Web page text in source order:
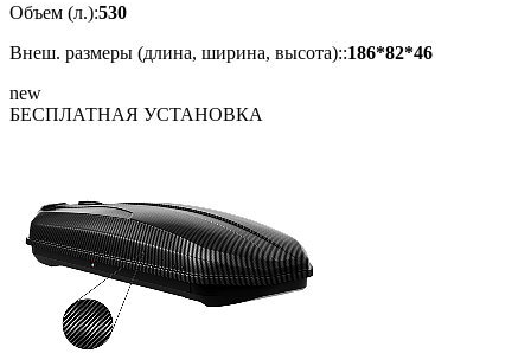
Объем (л.):530
Внеш. размеры (длина, ширина, высота)::186*82*46
new
БЕСПЛАТНАЯ УСТАНОВКА